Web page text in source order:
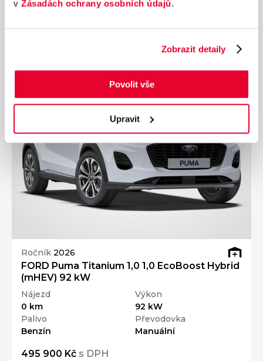
v Zásadách ochrany osobních údajů.
Zobrazit detaily
Povolit vše
Upravit
Ročník 2026
FORD Puma Titanium 1,0 1,0 EcoBoost Hybrid
(mHEV) 92 kW
Nájezd
0 km
Výkon
92 kW
Palivo
Benzín
Převodovka
Manuální
495 900 Kč s DPH